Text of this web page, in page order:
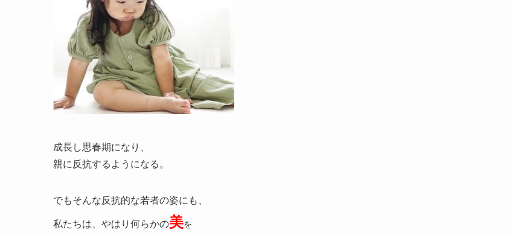
成長し思春期になり、
親に反抗するようになる。
でもそんな反抗的な若者の姿にも、
私たちは、やはり何らかの美を